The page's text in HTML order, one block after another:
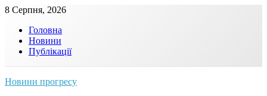
Skip
content
8 Серпня, 2026
Головна
Новини
Публікації
Новини прогресу